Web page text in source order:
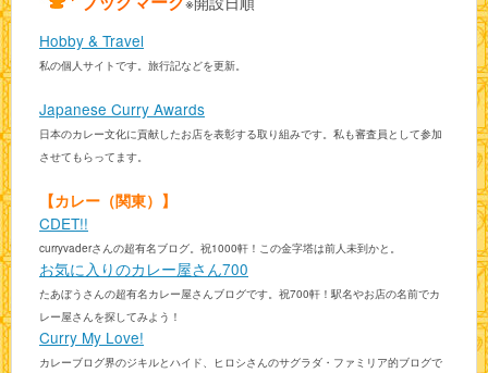
Hobby & Travel
私の個人サイトです。旅行記などを更新。
Japanese Curry Awards
日本のカレー文化に貢献したお店を表彰する取り組みです。私も審査員として参加
させてもらってます。
【カレー（関東）】
CDET!!
curryvaderさんの超有名ブログ。祝1000軒！この金字塔は前人未到かと。
お気に入りのカレー屋さん700
たあぼうさんの超有名カレー屋さんブログです。祝700軒！駅名やお店の名前でカ
レー屋さんを探してみよう！
Curry My Love!
カレーブログ界のジキルとハイド、ヒロシさんのサグラダ・ファミリア的ブログで